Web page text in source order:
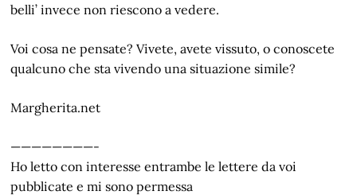
belli’ invece non riescono a vedere.
Voi cosa ne pensate? Vivete, avete vissuto, o conoscete
qualcuno che sta vivendo una situazione simile?
Margherita.net
————————-
Ho letto con interesse entrambe le lettere da voi
pubblicate e mi sono permessa